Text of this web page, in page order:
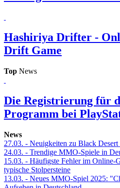
Hashiriya Drifter -
Drift Game
Top News
Die Registrierung für
Programm bei
News
27.03. - Neuigkeiten zu Black
24.03. - Trendige MMO-Spiele in
15.03. - Häufigste Fehler im Online-
typische Stolpersteine
13.03. - Neues MMO-Spiel 2025: